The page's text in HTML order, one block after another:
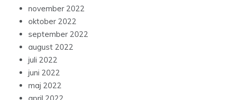
november 2022
oktober 2022
september 2022
august 2022
juli 2022
juni 2022
maj 2022